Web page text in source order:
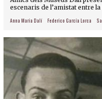
escenaris de l’amistat entre
Anna Maria Dalí Federico García Lorca